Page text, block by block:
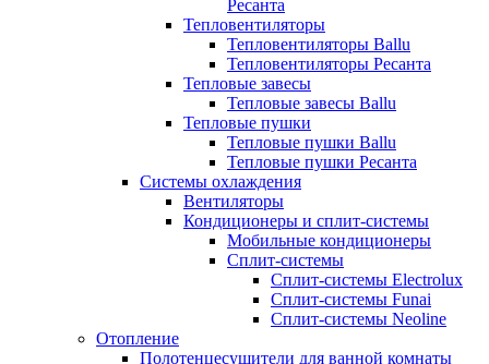
Ресанта
Тепловентиляторы
Тепловентиляторы Ballu
Тепловентиляторы Ресанта
Тепловые завесы
Тепловые завесы Ballu
Тепловые пушки
Тепловые пушки Ballu
Тепловые пушки Ресанта
Системы охлаждения
Вентиляторы
Кондиционеры и сплит-системы
Мобильные кондиционеры
Сплит-системы
Сплит-системы Electrolux
Сплит-системы Funai
Сплит-системы Neoline
Отопление
Полотенцесушители для ванной комнаты